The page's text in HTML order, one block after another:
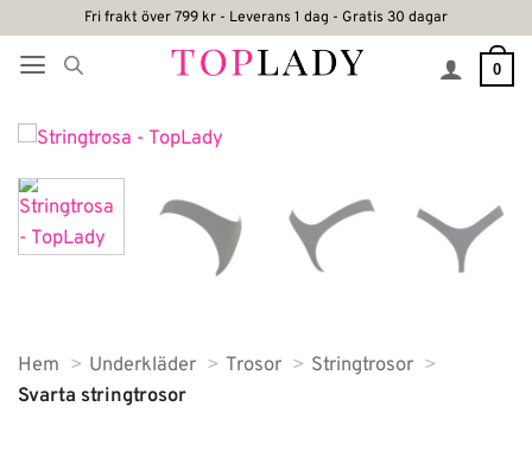
content
Fri frakt över 799 kr - Leverans 1 dag - Gratis 30 dagar
0
Hem Underkläder Trosor
Stringtrosor
Svarta stringtrosor